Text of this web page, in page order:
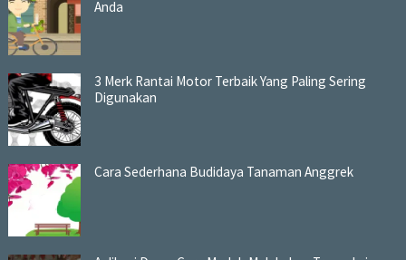
Anda
3 Merk Rantai Motor Terbaik Yang Paling Sering
Digunakan
Cara Sederhana Budidaya Tanaman Anggrek